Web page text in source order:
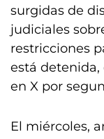
surgidas de
judiciales
restricciones
está
en X por
El miércoles,